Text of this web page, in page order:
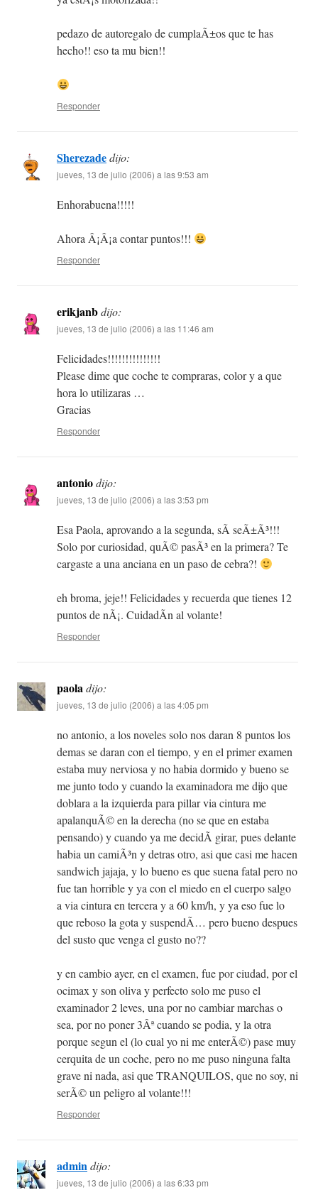
pedazo de autoregalo de cumplaÃ±os que te has
hecho!! eso ta mu bien!!
Responder
Sherezadedijo:
jueves, 13 de julio (2006) a las 9:53 am
Enhorabuena!!!!!
Ahora Â¡Â¡a contar puntos!!!
Responder
erikjanbdijo:
jueves, 13 de julio (2006) a las 11:46 am
Felicidades!!!!!!!!!!!!!!!
Please dime que coche te compraras, color y a que
hora lo utilizaras …
Gracias
Responder
antoniodijo:
jueves, 13 de julio (2006) a las 3:53 pm
Esa Paola, aprovando a la segunda, sÃ­ seÃ±Ã³!!!
Solo por curiosidad, quÃ© pasÃ³ en la primera? Te
cargaste a una anciana en un paso de cebra?!
eh broma, jeje!! Felicidades y recuerda que tienes 12
puntos de nÃ¡. CuidadÃ­n al volante!
Responder
paoladijo:
jueves, 13 de julio (2006) a las 4:05 pm
no antonio, a los noveles solo nos daran 8 puntos los
demas se daran con el tiempo, y en el primer examen
estaba muy nerviosa y no habia dormido y bueno se
me junto todo y cuando la examinadora me dijo que
doblara a la izquierda para pillar via cintura me
apalanquÃ© en la derecha (no se que en estaba
pensando) y cuando ya me decidÃ­ girar, pues delante
habia un camiÃ³n y detras otro, asi que casi me hacen
sandwich jajaja, y lo bueno es que suena fatal pero no
fue tan horrible y ya con el miedo en el cuerpo salgo
a via cintura en tercera y a 60 km/h, y ya eso fue lo
que reboso la gota y suspendÃ­… pero bueno despues
del susto que venga el gusto no??
y en cambio ayer, en el examen, fue por ciudad, por el
ocimax y son oliva y perfecto solo me puso el
examinador 2 leves, una por no cambiar marchas o
sea, por no poner 3Âª cuando se podia, y la otra
porque segun el (lo cual yo ni me enterÃ©) pase muy
cerquita de un coche, pero no me puso ninguna falta
grave ni nada, asi que TRANQUILOS, que no soy, ni
serÃ© un peligro al volante!!!
Responder
admindijo:
jueves, 13 de julio (2006) a las 6:33 pm